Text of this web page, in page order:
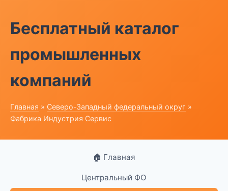
Бесплатный каталог
промышленных
компаний
Главная » Северо-Западный федеральный округ »
Фабрика Индустрия Сервис
🏠 Главная
Центральный ФО